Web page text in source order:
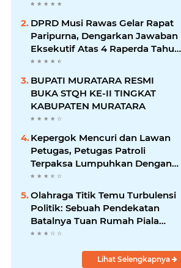
DPRD Musi Rawas Gelar Rapat
Paripurna, Dengarkan Jawaban
Eksekutif Atas 4 Raperda Tahun
2026
BUPATI MURATARA RESMI
BUKA STQH KE-II TINGKAT
KABUPATEN MURATARA
Kepergok Mencuri dan Lawan
Petugas, Petugas Patroli
Terpaksa Lumpuhkan Dengan
Peluru Karet
Olahraga Titik Temu Turbulensi
Politik: Sebuah Pendekatan
Batalnya Tuan Rumah Piala
Dunia U-20
Lihat Selengkapnya